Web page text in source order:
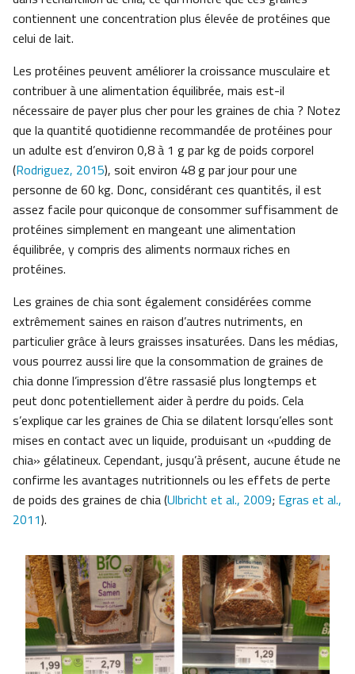
contiennent une concentration plus élevée de protéines que
celui de lait.
Les protéines peuvent améliorer la croissance musculaire et
contribuer à une alimentation équilibrée, mais est-il
nécessaire de payer plus cher pour les graines de chia ? Notez
que la quantité quotidienne recommandée de protéines pour
un adulte est d’environ 0,8 à 1 g par kg de poids corporel
(Rodriguez, 2015), soit environ 48 g par jour pour une
personne de 60 kg. Donc, considérant ces quantités, il est
assez facile pour quiconque de consommer suffisamment de
protéines simplement en mangeant une alimentation
équilibrée, y compris des aliments normaux riches en
protéines.
Les graines de chia sont également considérées comme
extrêmement saines en raison d’autres nutriments, en
particulier grâce à leurs graisses insaturées. Dans les médias,
vous pourrez aussi lire que la consommation de graines de
chia donne l’impression d’être rassasié plus longtemps et
peut donc potentiellement aider à perdre du poids. Cela
s’explique car les graines de Chia se dilatent lorsqu’elles sont
mises en contact avec un liquide, produisant un «pudding de
chia» gélatineux. Cependant, jusqu’à présent, aucune étude ne
confirme les avantages nutritionnels ou les effets de perte
de poids des graines de chia (Ulbricht et al., 2009; Egras et al.,
2011).